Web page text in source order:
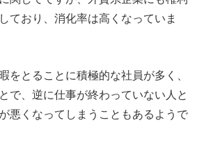
ており、消化率は高くなっていま
をとることに積極的な社員が多く、
で、逆に仕事が終わっていない人と
悪くなってしまうこともあるようで